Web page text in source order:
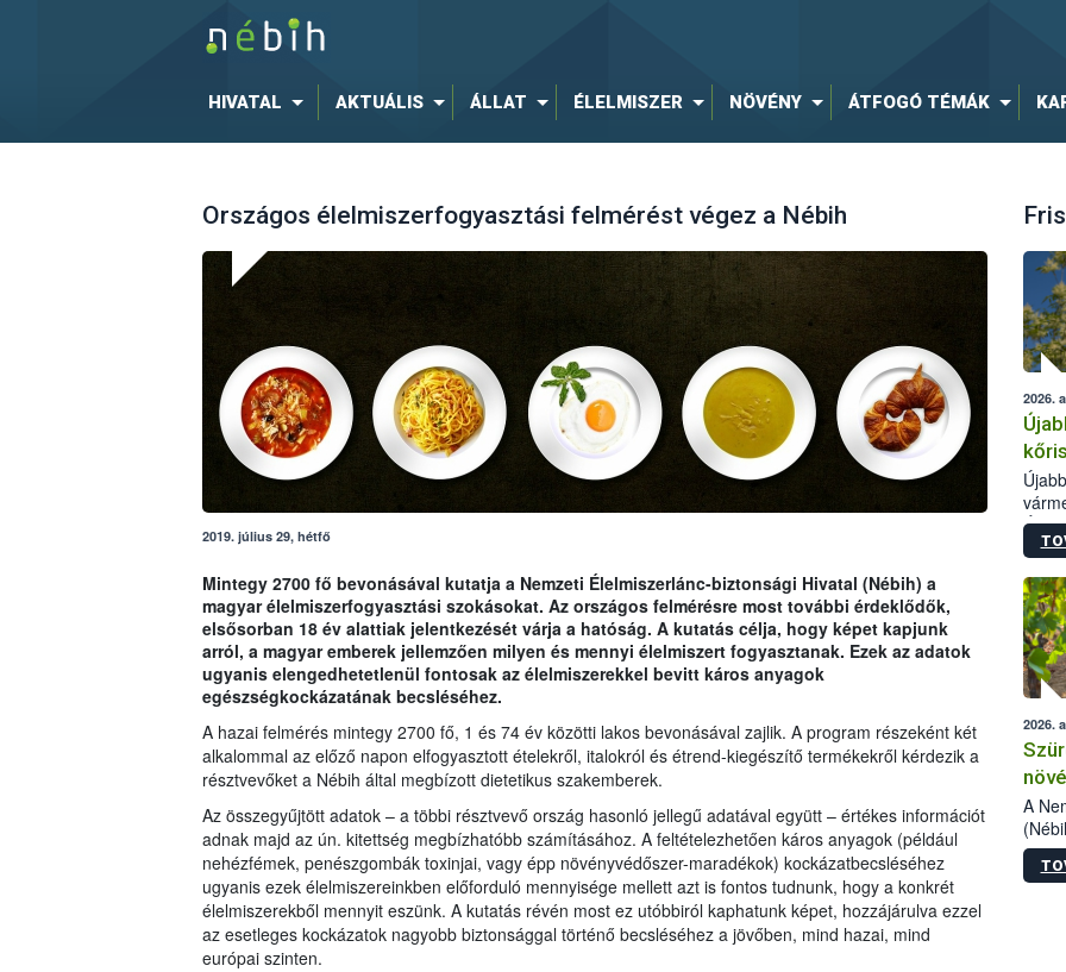
HIVATAL AKTUÁLIS ÁLLAT ÉLELMISZER NÖVÉNY ÁTFOGÓ TÉMÁK
Országos élelmiszerfogyasztási felmérést végez a Nébih
2019. július 29, hétfő
Mintegy 2700 fő bevonásával kutatja a Nemzeti Élelmiszerlánc-biztonsági Hivatal (Nébih) a
magyar élelmiszerfogyasztási szokásokat. Az országos felmérésre most további érdeklődők,
elsősorban 18 év alattiak jelentkezését várja a hatóság. A kutatás célja, hogy képet kapjunk
arról, a magyar emberek jellemzően milyen és mennyi élelmiszert fogyasztanak. Ezek az adatok
ugyanis elengedhetetlenül fontosak az élelmiszerekkel bevitt káros anyagok
egészségkockázatának becsléséhez.
A hazai felmérés mintegy 2700 fő, 1 és 74 év közötti lakos bevonásával zajlik. A program részeként két
alkalommal az előző napon elfogyasztott ételekről, italokról és étrend-kiegészítő termékekről kérdezik a
résztvevőket a Nébih által megbízott dietetikus szakemberek.
Az összegyűjtött adatok – a többi résztvevő ország hasonló jellegű adatával együtt – értékes információt
adnak majd az ún. kitettség megbízhatóbb számításához. A feltételezhetően káros anyagok (például
nehézfémek, penészgombák toxinjai, vagy épp növényvédőszer-maradékok) kockázatbecsléséhez
ugyanis ezek élelmiszereinkben előforduló mennyisége mellett azt is fontos tudnunk, hogy a konkrét
élelmiszerekből mennyit eszünk. A kutatás révén most ez utóbbiról kaphatunk képet, hozzájárulva ezzel
az esetleges kockázatok nagyobb biztonsággal történő becsléséhez a jövőben, mind hazai, mind
európai szinten.
2026.
2026.
A